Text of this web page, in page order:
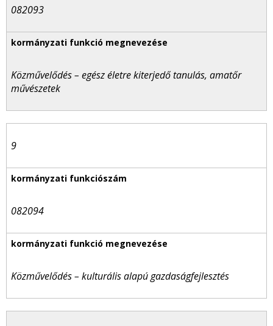
082093
Közművelődés – egész életre kiterjedő tanulás, amatőr
művészetek
9
082094
Közművelődés – kulturális alapú gazdaságfejlesztés